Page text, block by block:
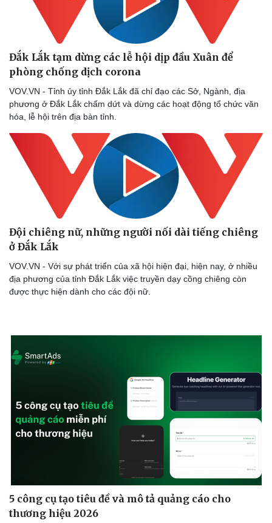
Doanh nghiệp
Thông tin doanh nghiệp
Doanh nghiệp 24h
Công nghệ
Sành điệu
Đắk Lắk tạm dừng các lễ hội dịp đầu Xuân để
phòng chống dịch corona
VOV.VN - Tỉnh ủy tỉnh Đắk Lắk đã chỉ đạo các Sở, Ngành, địa
phương ở Đắk Lắk chấm dứt và dừng các hoạt động tổ chức văn
hóa, lễ hội trên địa bàn tỉnh.
Đội chiêng nữ, những người nối dài tiếng chiêng
ở Đắk Lắk
VOV.VN - Với sự phát triển của xã hội hiện đại, hiện nay, ở nhiều
địa phương của tỉnh Đắk Lắk việc truyền dạy cồng chiêng còn
được thực hiện dành cho các đội nữ.
5 công cụ tạo tiêu đề và mô tả quảng cáo cho
thương hiệu 2026